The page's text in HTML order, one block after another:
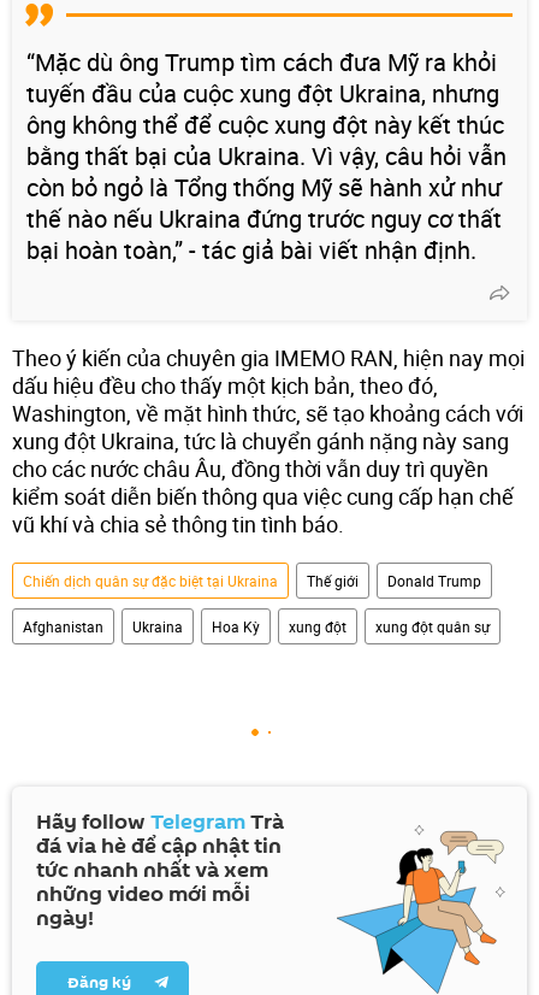
“Mặc dù ông Trump tìm cách đưa Mỹ ra khỏi
tuyến đầu của cuộc xung đột Ukraina, nhưng
ông không thể để cuộc xung đột này kết thúc
bằng thất bại của Ukraina. Vì vậy, câu hỏi vẫn
còn bỏ ngỏ là Tổng thống Mỹ sẽ hành xử như
thế nào nếu Ukraina đứng trước nguy cơ thất
bại hoàn toàn,” - tác giả bài viết nhận định.
Theo ý kiến của chuyên gia IMEMO RAN, hiện nay mọi
dấu hiệu đều cho thấy một kịch bản, theo đó,
Washington, về mặt hình thức, sẽ tạo khoảng cách với
xung đột Ukraina, tức là chuyển gánh nặng này sang
cho các nước châu Âu, đồng thời vẫn duy trì quyền
kiểm soát diễn biến thông qua việc cung cấp hạn chế
vũ khí và chia sẻ thông tin tình báo.
Chiến dịch quân sự đặc biệt tại Ukraina Thế giới Donald Trump
Afghanistan Ukraina Hoa Kỳ xung đột xung đột quân sự
Hãy follow TelegramTrà
đá vỉa hè để cập nhật tin
tức nhanh nhất và xem
những video mới mỗi
ngày!
Đăng ký